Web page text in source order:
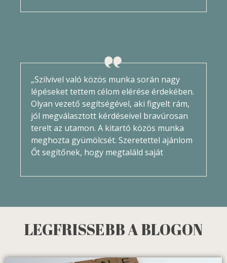
„Szilvivel való közös munka során nagy
lépéseket tettem célom elérése érdekében.
Olyan vezető segítségével, aki figyelt rám,
jól megválasztott kérdéseivel bravúrosan
terelt az utamon. A kitartó közös munka
meghozta gyümölcsét. Szeretettel ajánlom
Őt segítőnek, hogy megtaláld saját
LEGFRISSEBB A BLOGON